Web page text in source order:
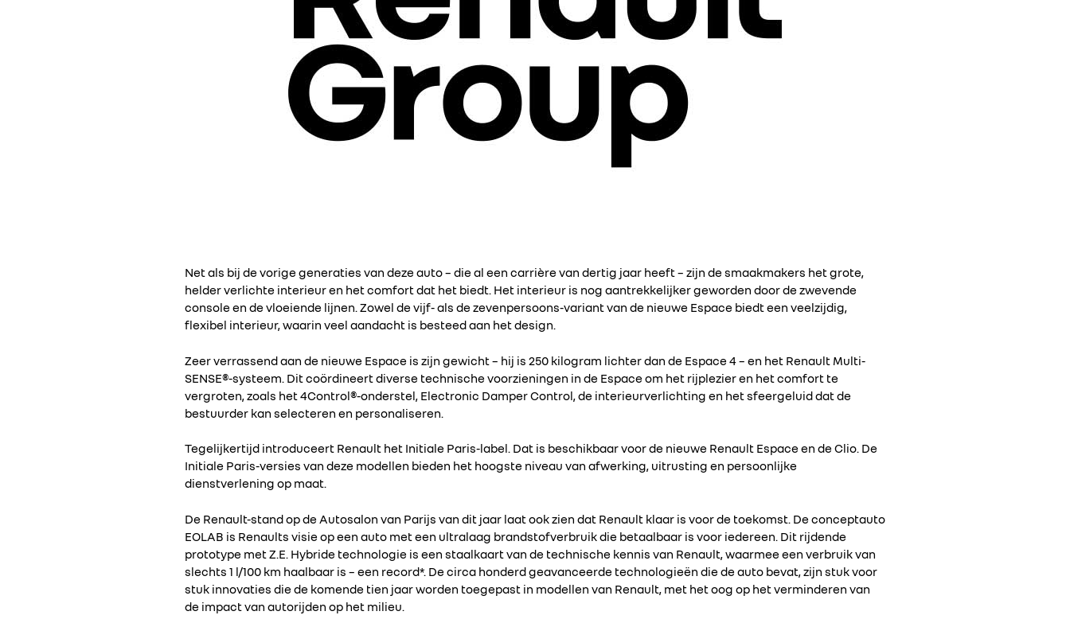
Net als bij de vorige generaties van deze auto – die al een carrière van dertig jaar heeft – zijn de smaakmakers het grote,
helder verlichte interieur en het comfort dat het biedt. Het interieur is nog aantrekkelijker geworden door de zwevende
console en de vloeiende lijnen. Zowel de vijf- als de zevenpersoons-variant van de nieuwe Espace biedt een veelzijdig,
flexibel interieur, waarin veel aandacht is besteed aan het design.
Zeer verrassend aan de nieuwe Espace is zijn gewicht – hij is 250 kilogram lichter dan de Espace 4 – en het Renault Multi-
SENSE®-systeem. Dit coördineert diverse technische voorzieningen in de Espace om het rijplezier en het comfort te
vergroten, zoals het 4Control®-onderstel, Electronic Damper Control, de interieurverlichting en het sfeergeluid dat de
bestuurder kan selecteren en personaliseren.
Tegelijkertijd introduceert Renault het Initiale Paris-label. Dat is beschikbaar voor de nieuwe Renault Espace en de Clio. De
Initiale Paris-versies van deze modellen bieden het hoogste niveau van afwerking, uitrusting en persoonlijke
dienstverlening op maat.
De Renault-stand op de Autosalon van Parijs van dit jaar laat ook zien dat Renault klaar is voor de toekomst. De conceptauto
EOLAB is Renaults visie op een auto met een ultralaag brandstofverbruik die betaalbaar is voor iedereen. Dit rijdende
prototype met Z.E. Hybride technologie is een staalkaart van de technische kennis van Renault, waarmee een verbruik van
slechts 1 l/100 km haalbaar is – een record*. De circa honderd geavanceerde technologieën die de auto bevat, zijn stuk voor
stuk innovaties die de komende tien jaar worden toegepast in modellen van Renault, met het oog op het verminderen van
de impact van autorijden op het milieu.